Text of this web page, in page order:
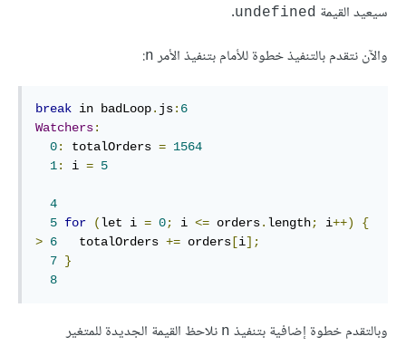
سيعيد القيمة ‎undefined‎
.
والآن نتقدم بالتنفيذ خطوة للأمام بتنفيذ الأمر ‎n‎
:
break in badLoop. js: 6
Watchers:
0: totalOrders = 1564
1: i = 5
4
5 for (let i = 0; i <= orders. length; i++)
{
> 6
   totalOrders
+= orders [i];
7 }
8
وبالتقدم خطوة إضافية بتنفيذ ‎n‎ نلاحظ القيمة الجديدة للمتغير